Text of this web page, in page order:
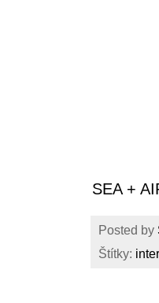
SEA +
Posted by
Štítky: